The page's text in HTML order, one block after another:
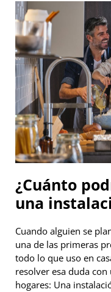
¿Cuánto
una
Cuando alguien se
una de las primeras
todo lo que uso en
resolver esa duda
hogares: Una